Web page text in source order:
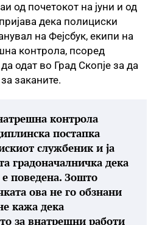
од почетокот на јуни и од
дека полициски
на Фејсбук, екипи на
контрола, псоред
одат во Град Скопје за да
заканите.
контрола
постапка
службеник и ја
градоначалничка дека
е поведена. Зошто
ова не го обзнани
кажа дека
за внатрешни работи